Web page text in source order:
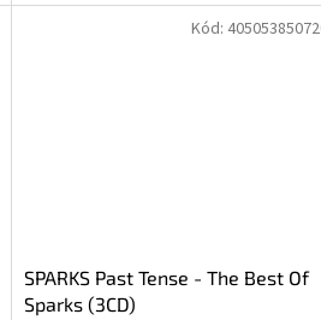
SPARKS Past Tense - The Best Of
Sparks (3CD)
Kód: